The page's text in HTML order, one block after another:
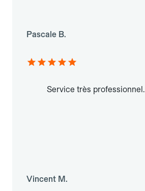
Pascale B.
Service très professionnel.
Vincent M.